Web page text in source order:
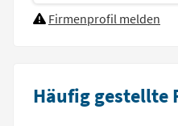
Firmenprofil melden
Häufig gestellte